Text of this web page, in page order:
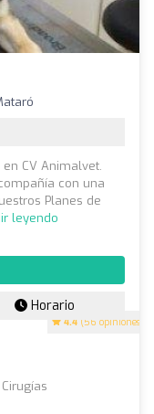
4.4 (56 opiniones)
CV Animalvet.
con una
Planes de
leyendo
Horario
Cirugías